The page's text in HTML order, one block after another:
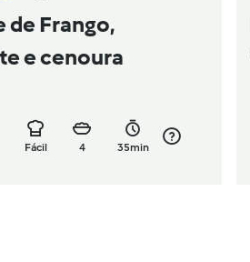
de Frango,
e cenoura
Fácil 4 35min